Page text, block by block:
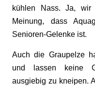
kühlen Nass. Ja,
Meinung, dass
Senioren-Gelenke ist.
Auch die Graupelze
und lassen keine
ausgiebig zu kneipen.